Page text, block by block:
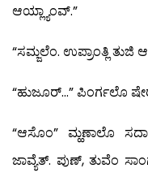
ಆಯ್ಲ್ಯಾಂವ್.”
“ಸಮ್ಜಲೆಂ. ಉಪ್ರಾಂತ್ಲಿ
“ಹುಜೂರ್…” ಪಿಂರ್ಗಲೊ
“ಆಸೊಂ” ಮ್ಹಣಾಲೊ
ಜಾವ್ಯೆತ್. ಪುಣ್, ತುವೆಂ